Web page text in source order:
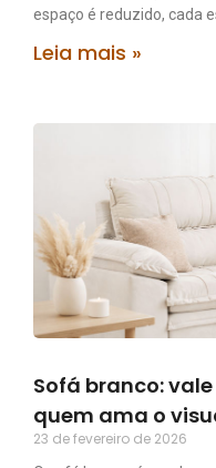
espaço é reduzido, cada
Leia mais »
Sofá branco:
quem ama o
23 de fevereiro de 2026